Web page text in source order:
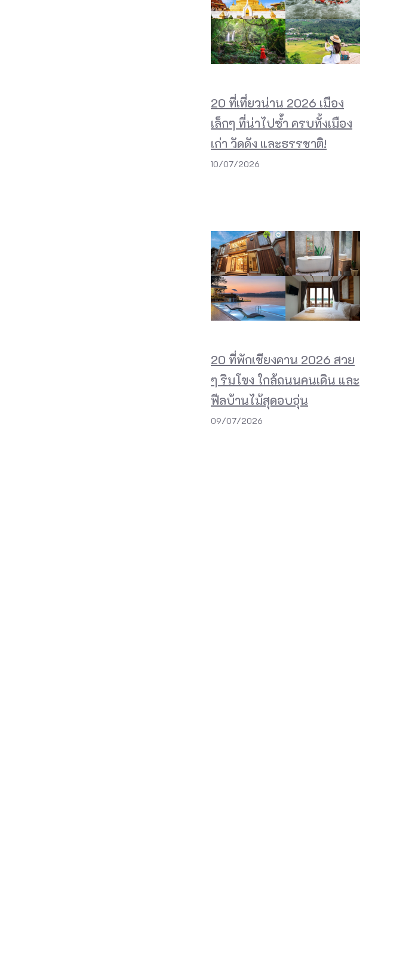
20 ที่เที่ยวน่าน 2026 เมือง
เล็กๆ ที่น่าไปซ้ำ ครบทั้งเมือง
เก่า วัดดัง และธรรชาติ!
10/07/2026
20 ที่พักเชียงคาน 2026 สวย
ๆ ริมโขง ใกล้ถนนคนเดิน และ
ฟีลบ้านไม้สุดอบอุ่น
09/07/2026